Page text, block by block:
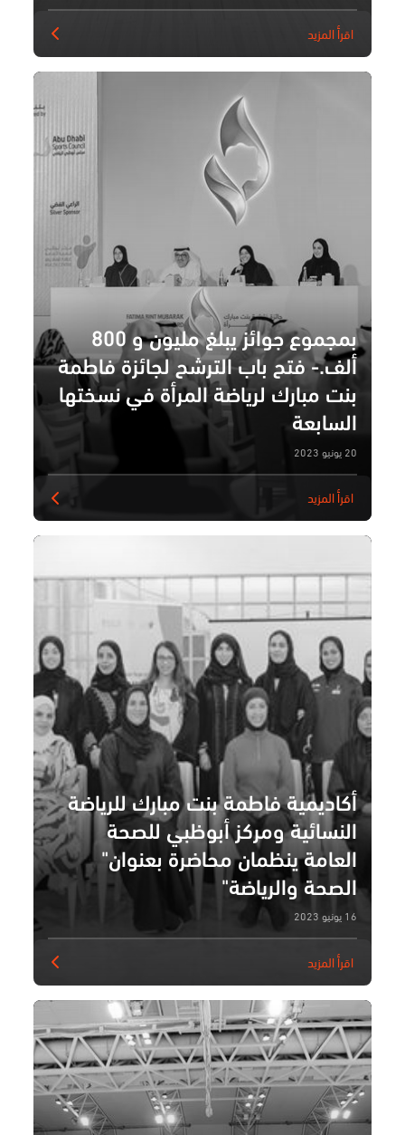
اقرأ المزيد
بمجموع جوائز يبلغ مليون و 800
ألف.‎- فتح باب الترشح لجائزة فاطمة
بنت مبارك لرياضة المرأة في نسختها
السابعة
20 يونيو 2023
اقرأ المزيد
أكاديمية فاطمة بنت مبارك للرياضة
النسائية ومركز أبوظبي للصحة
العامة ينظمان محاضرة بعنوان"
الصحة والرياضة"
16 يونيو 2023
اقرأ المزيد